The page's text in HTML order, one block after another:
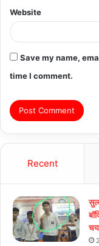
Website
Save my name,
time I comment.
Recent